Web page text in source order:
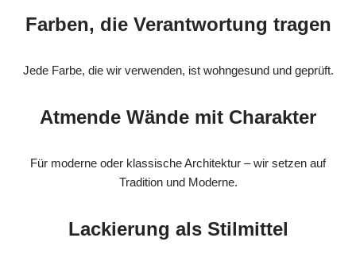
Farben, die Verantwortung tragen
Jede Farbe, die wir verwenden, ist wohngesund und geprüft.
Atmende Wände mit Charakter
Für moderne oder klassische Architektur – wir setzen auf
Tradition und Moderne.
Lackierung als Stilmittel